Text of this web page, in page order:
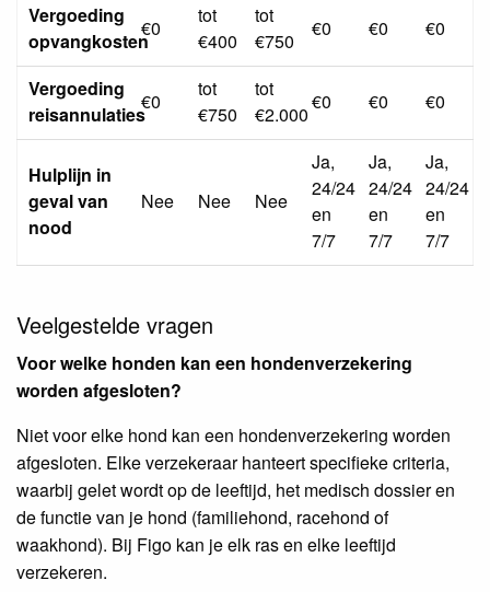
Vergoeding
opvangkosten
€0
tot
€400
tot
€750
€0 €0 €0
Vergoeding
reisannulaties
€0
tot
€750
tot
€2.000
€0 €0 €0
Hulplijn in
geval van
nood
Nee Nee Nee
Ja,
24/24
en
7/7
Ja,
24/24
en
7/7
Ja,
24/24
en
7/7
Veelgestelde vragen
Voor welke honden kan een hondenverzekering
worden afgesloten?
Niet voor elke hond kan een hondenverzekering worden
afgesloten. Elke verzekeraar hanteert specifieke criteria,
waarbij gelet wordt op de leeftijd, het medisch dossier en
de functie van je hond (familiehond, racehond of
waakhond). Bij Figo kan je elk ras en elke leeftijd
verzekeren.